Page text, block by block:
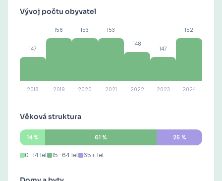
Vývoj počtu obyvatel
147
2018
156
2019
153
2020
153
2021
148
2022
147
2023
152
2024
Věková struktura
14% 61 % 25%
0–14 let 15–64 let 65+ let